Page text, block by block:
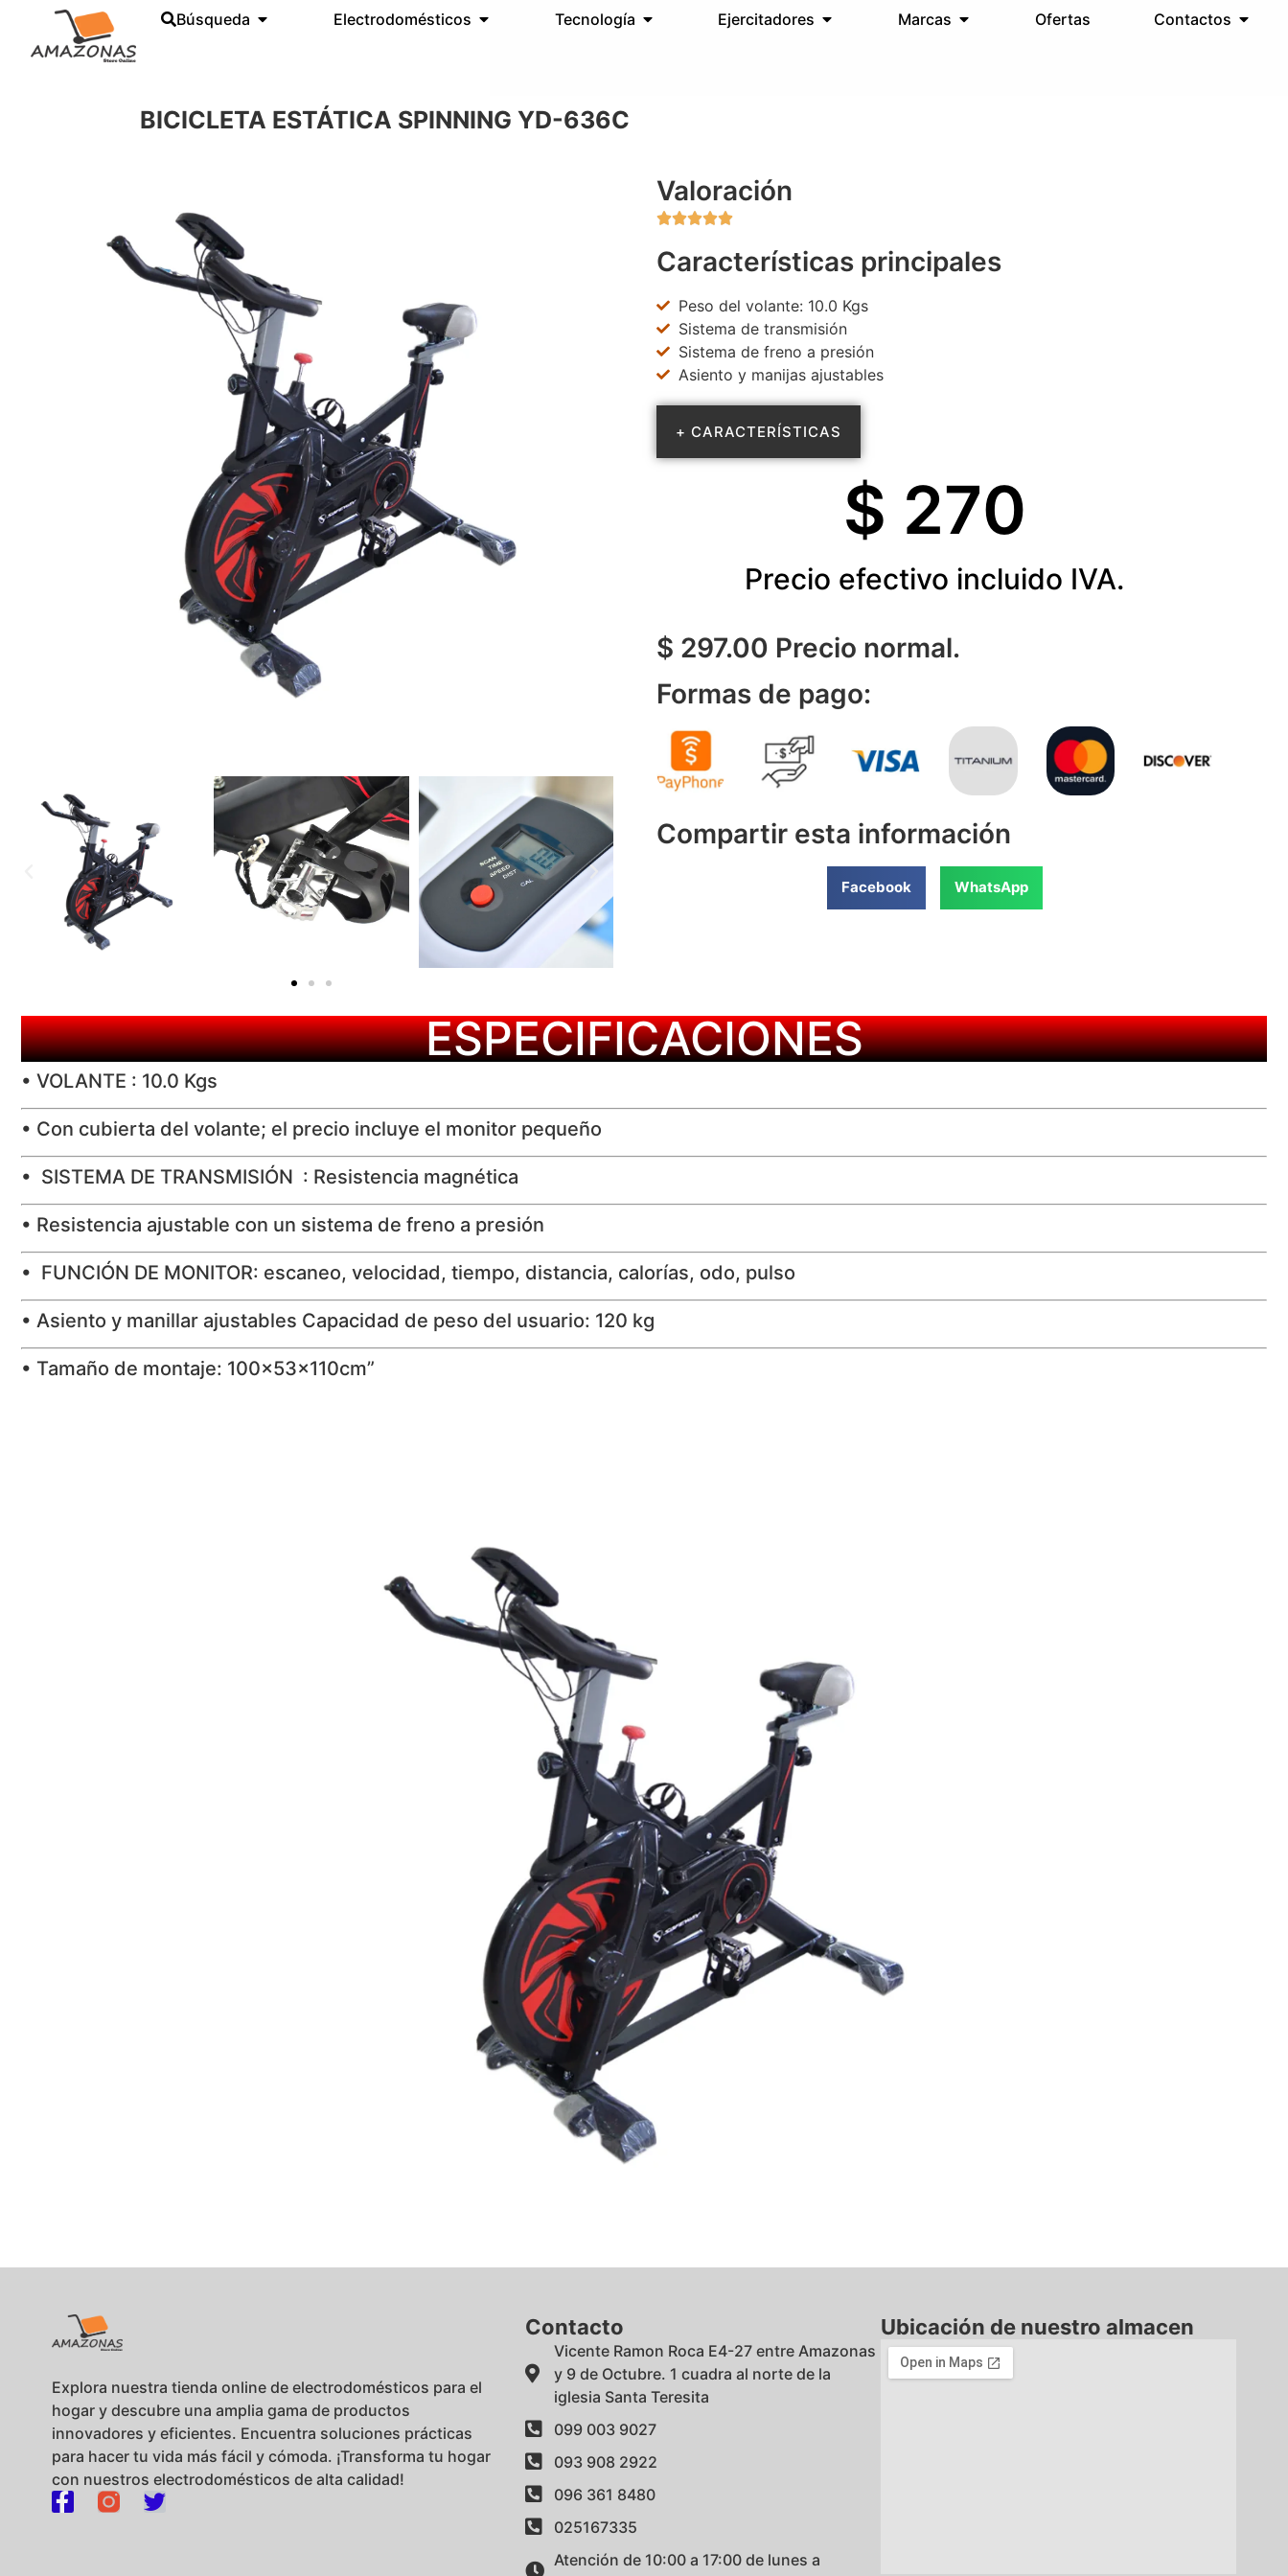
Búsqueda Electrodomésticos Tecnología Ejercitadores Marcas Ofertas Contactos
BICICLETA ESTÁTICA SPINNING YD-636C
Valoración

Características principales
Peso del volante: 10.0 Kgs
Sistema de transmisión
Sistema de freno a presión
Asiento y manijas ajustables
+ CARACTERÍSTICAS
Precio efectivo incluido IVA.
$ 270
$ 297.00 Precio normal.
Formas de pago:
Compartir esta información
Facebook WhatsApp
ESPECIFICACIONES
• VOLANTE : 10.0 Kgs
• Con cubierta del volante; el precio incluye el monitor pequeño
• SISTEMA DE TRANSMISIÓN : Resistencia magnética
• Resistencia ajustable con un sistema de freno a presión
• FUNCIÓN DE MONITOR: escaneo, velocidad, tiempo, distancia, calorías, odo, pulso
• Asiento y manillar ajustables Capacidad de peso del usuario: 120 kg
• Tamaño de montaje: 100x53x110cm”
Explora nuestra tienda online de electrodomésticos para el
hogar y descubre una amplia gama de productos
innovadores y eficientes. Encuentra soluciones prácticas
para hacer tu vida más fácil y cómoda. ¡Transforma tu hogar
con nuestros electrodomésticos de alta calidad!
Contacto
Vicente Ramon Roca E4-27 entre Amazonas
y 9 de Octubre. 1 cuadra al norte de la
iglesia Santa Teresita
099 003 9027
093 908 2922
096 361 8480
025167335
Atención de 10:00 a 17:00 de lunes a
Ubicación de nuestro almacen